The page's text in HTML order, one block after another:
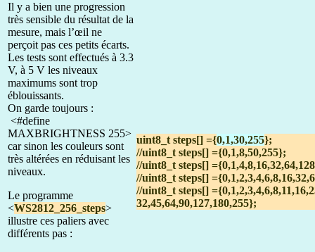
Il y a bien une progression
très sensible du résultat de la
mesure, mais l’œil ne
perçoit pas ces petits écarts.
Les tests sont effectués à 3.3
V, à 5 V les niveaux
maximums sont trop
éblouissants.
On garde toujours :
<#define
MAXBRIGHTNESS 255>
car sinon les couleurs sont
très altérées en réduisant les
niveaux.
Le programme
<WS2812_256_steps>
illustre ces paliers avec
différents pas :
uint8_t steps[] ={0,1,30,255};
//uint8_t steps[] ={0,1,8,50,255};
//uint8_t steps[]
//uint8_t steps[]
//uint8_t steps[]
32,45,64,90,127,180,255};